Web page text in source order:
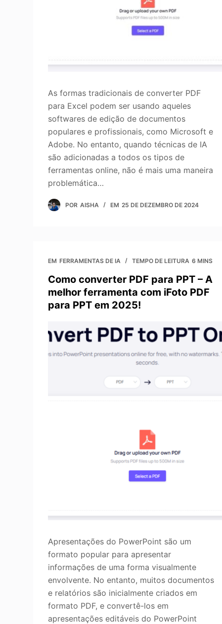
As formas tradicionais de converter PDF
para Excel podem ser usando aqueles
softwares de edição de documentos
populares e profissionais, como Microsoft e
Adobe. No entanto, quando técnicas de IA
são adicionadas a todos os tipos de
ferramentas online, não é mais uma maneira
problemática…
POR AISHA EM 25 DE DEZEMBRO DE 2024
EM FERRAMENTAS DE IA TEMPO DE LEITURA 6 MINS
Como converter PDF para PPT – A
melhor ferramenta com iFoto PDF
para PPT em 2025!
Apresentações do PowerPoint são um
formato popular para apresentar
informações de uma forma visualmente
envolvente. No entanto, muitos documentos
e relatórios são inicialmente criados em
formato PDF, e convertê-los em
apresentações editáveis do PowerPoint